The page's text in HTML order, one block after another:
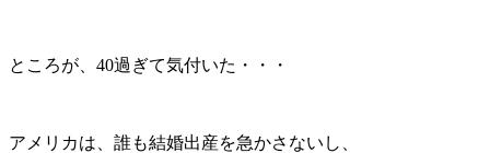
ところが、40過ぎて気付いた・・・
アメリカは、誰も結婚出産を急かさないし、